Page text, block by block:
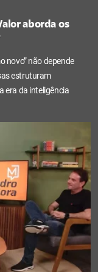
aborda os
novo” não depende
estruturam
era da inteligência